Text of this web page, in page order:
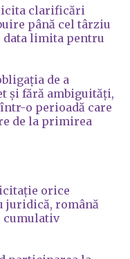
clarificări
până cel târziu
data limita pentru
de a
și fără ambiguități,
o perioadă care
de la primirea
orice
juridică, română
cumulativ